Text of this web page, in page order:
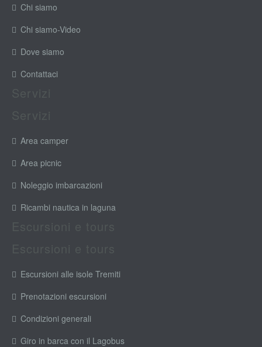
Chi siamo
Chi siamo-Video
Dove siamo
Contattaci
Area camper
Area picnic
Noleggio imbarcazioni
Ricambi nautica in laguna
Escursioni alle isole Tremiti
Prenotazioni escursioni
Condizioni generali
Giro in barca con il Lagobus